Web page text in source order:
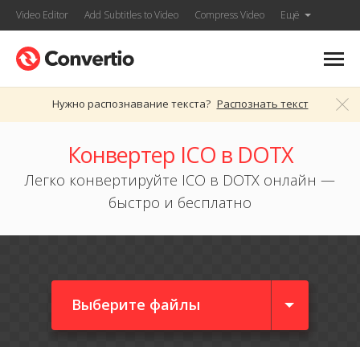
Video Editor Add Subtitles to Video Compress Video Ещё
Нужно распознавание текста? Распознать текст
Конвертер ICO в DOTX
Легко конвертируйте ICO в DOTX онлайн —
быстро и бесплатно
Выберите файлы